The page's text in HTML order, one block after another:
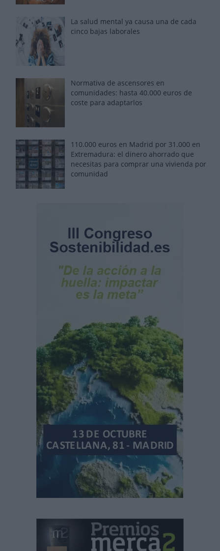
La salud mental ya causa una de cada
cinco bajas laborales
Normativa de ascensores en
comunidades: hasta 40.000 euros de
coste para adaptarlos
110.000 euros en Madrid por 31.000 en
Extremadura: el dinero ahorrado que
necesitas para comprar una vivienda por
comunidad